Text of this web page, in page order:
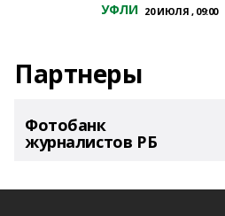
УФЛИ 20 ИЮЛЯ , 09:00
Партнеры
Фотобанк
журналистов РБ